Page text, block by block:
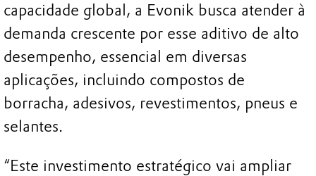
capacidade global, a Evonik busca atender à
demanda crescente por esse aditivo de alto
desempenho, essencial em diversas
aplicações, incluindo compostos de
borracha, adesivos, revestimentos, pneus e
selantes.
“Este investimento estratégico vai ampliar